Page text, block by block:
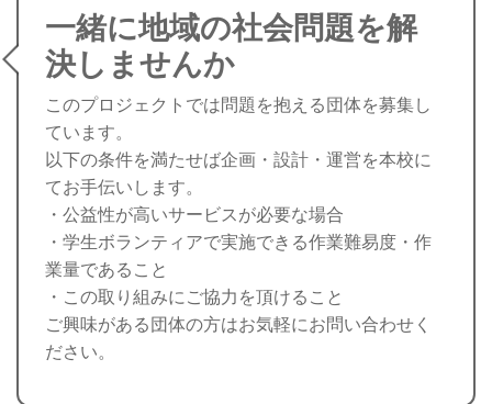
一緒に地域の社会問題を解
決しませんか
このプロジェクトでは問題を抱える団体を募集し
ています。
以下の条件を満たせば企画・設計・運営を本校に
てお手伝いします。
・公益性が高いサービスが必要な場合
・学生ボランティアで実施できる作業難易度・作
業量であること
・この取り組みにご協力を頂けること
ご興味がある団体の方はお気軽にお問い合わせく
ださい。